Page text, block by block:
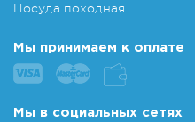
Посуда походная
Мы принимаем к оплате
Мы в социальных сетях